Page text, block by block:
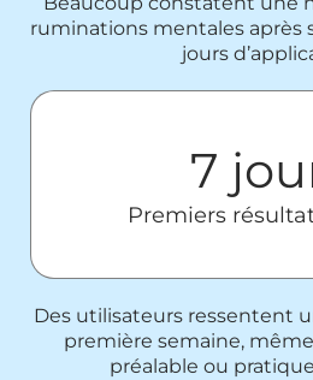
ruminations mentales après
jours
7
Premiers
Des utilisateurs ressentent
première semaine,
préalable ou